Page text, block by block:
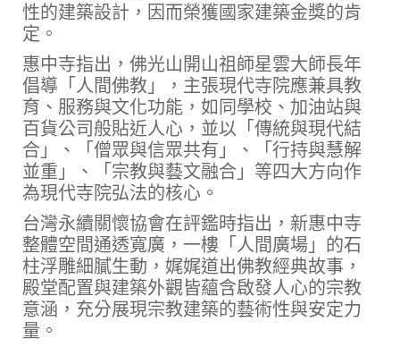
性的建築設計，因而榮獲國家建築金獎的肯
定。
惠中寺指出，佛光山開山祖師星雲大師長年
倡導「人間佛教」，主張現代寺院應兼具教
育、服務與文化功能，如同學校、加油站與
百貨公司般貼近人心，並以「傳統與現代結
合」、「僧眾與信眾共有」、「行持與慧解
並重」、「宗教與藝文融合」等四大方向作
為現代寺院弘法的核心。
台灣永續關懷協會在評鑑時指出，新惠中寺
整體空間通透寬廣，一樓「人間廣場」的石
柱浮雕細膩生動，娓娓道出佛教經典故事，
殿堂配置與建築外觀皆蘊含啟發人心的宗教
意涵，充分展現宗教建築的藝術性與安定力
量。